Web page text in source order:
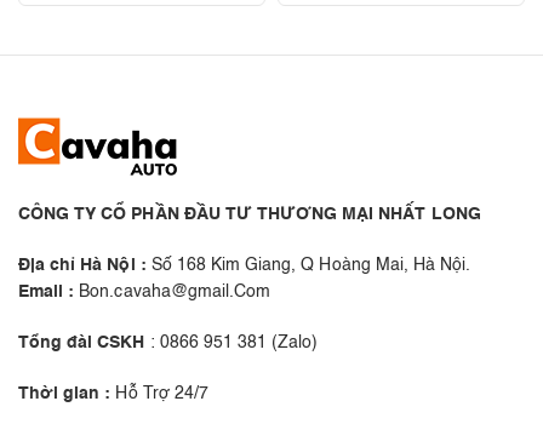
CÔNG TY CỔ PHẦN ĐẦU TƯ THƯƠNG MẠI NHẤT LONG
Địa chỉ Hà Nội : Số 168 Kim Giang, Q Hoàng Mai, Hà Nội.
Email : Bon.cavaha@gmail.Com
Tổng đài CSKH : 0866 951 381 (Zalo)
Thời gian : Hỗ Trợ 24/7